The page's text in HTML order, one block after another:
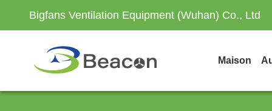
Bigfans Ventilation Equipment (Wuhan) Co., Ltd
Maison